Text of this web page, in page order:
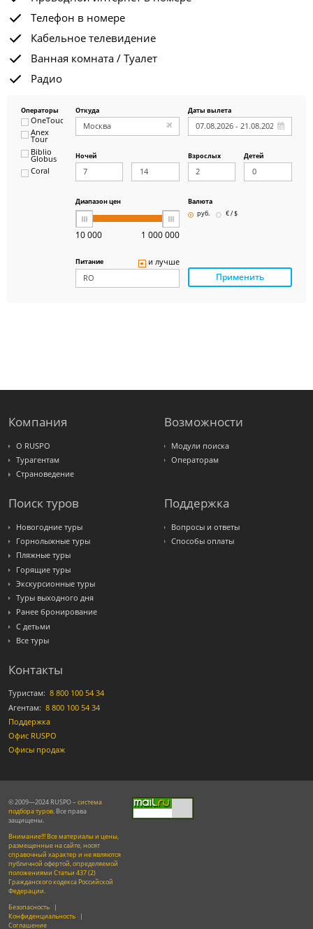
Телефон в номере
Кабельное телевидение
Ванная комната / Туалет
Радио
Операторы
OneTouch&Travel
Anex
Tour
Biblio
Globus
Coral
Интурист
Откуда Даты вылета
Ночей Взрослых Детей
Диапазон цен
10 000 1 000 000
Валюта
руб.
€ / $
Питание и лучше
Применить
Компания
О RUSPO
Турагентам
Страноведение
Возможности
Модули поиска
Операторам
Поиск туров
Новогодние туры
Горнолыжные туры
Пляжные туры
Горящие туры
Экскурсионные туры
Туры выходного дня
Ранее бронирование
С детьми
Все туры
Поддержка
Вопросы и ответы
Способы оплаты
Контакты
Туристам: 8 800 100 54 34
Агентам: 8 800 100 54 34
Поддержка
Офис RUSPO
Офисы продаж
© 2009—2024 RUSPO – система
подбора туров. Все права
защищены.
Внимание!!! Все материалы и цены,
размещенные на сайте, носят
справочный характер и не являются
публичной офертой, определяемой
положениями Статьи 437 (2)
Гражданского кодекса Российской
Федерации.
Безопасность |
Конфиденциальность |
Соглашение